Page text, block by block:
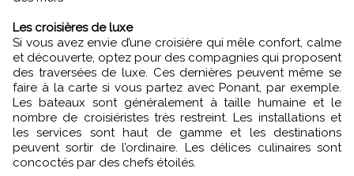
Les croisières de luxe
Si vous avez envie d’une croisière qui mêle confort, calme
et découverte, optez pour des compagnies qui proposent
des traversées de luxe. Ces dernières peuvent même se
faire à la carte si vous partez avec Ponant, par exemple.
Les bateaux sont généralement à taille humaine et le
nombre de croisiéristes très restreint. Les installations et
les services sont haut de gamme et les destinations
peuvent sortir de l’ordinaire. Les délices culinaires sont
concoctés par des chefs étoilés.